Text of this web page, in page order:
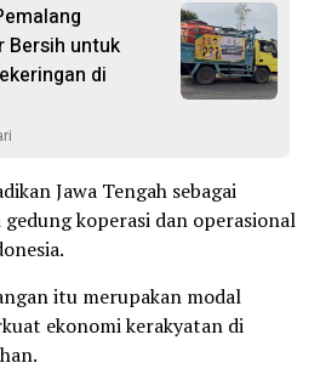
Bersih untuk
di
Jawa Tengah sebagai
koperasi dan operasional
itu merupakan modal
ekonomi kerakyatan di